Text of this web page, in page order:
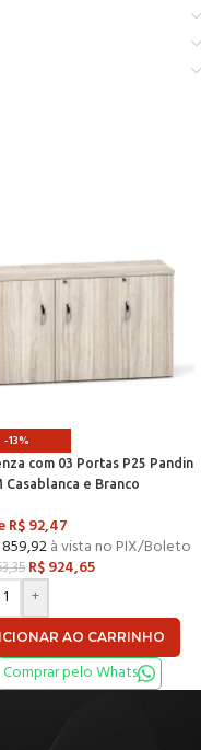
-13%
com 03 Portas P25 Pandin
Casablanca e Branco
R$92,47
859,92à vista no PIX/Boleto
R$924,65
+
AO CARRINHO
Comprar pelo Whats